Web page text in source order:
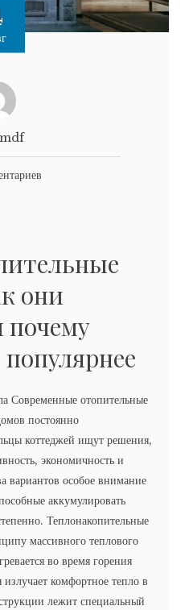
они
почему
Современные отопительные
постоянно
коттеджей ищут решения,
экономичность и
вариантов особое внимание
аккумулировать
Теплонакопительные
массивного теплового
во время горения
комфортное тепло в
лежит специальный